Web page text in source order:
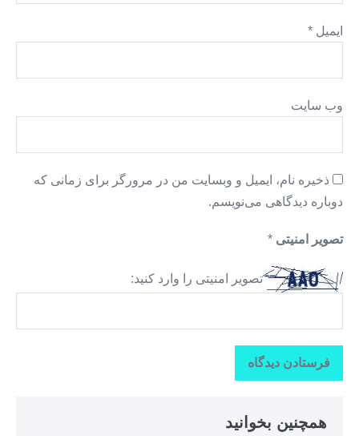
ایمیل *
وب‌ سایت
ذخیره نام، ایمیل و وبسایت من در مرورگر برای زمانی که
دوباره دیدگاهی می‌نویسم.
تصویر امنیتی *
تصویر امنیتی را وارد کنید:
همچنین بخوانید